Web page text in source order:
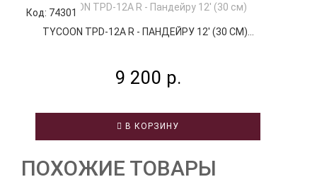
Код: 74301
TYCOON TPD-12A R - ПАНДЕЙРУ 12' (30 СМ)...
9 200 р.
В КОРЗИНУ
ПОХОЖИЕ ТОВАРЫ